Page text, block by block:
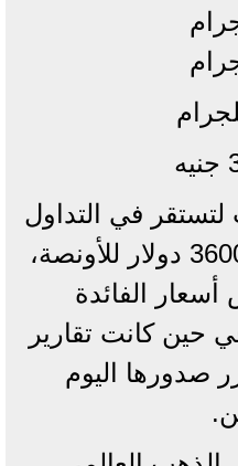
في التداول
فوق المستوى الحرج 3600 دولار للأونصة،
الفائدة
حين كانت تقارير
صدورها اليوم